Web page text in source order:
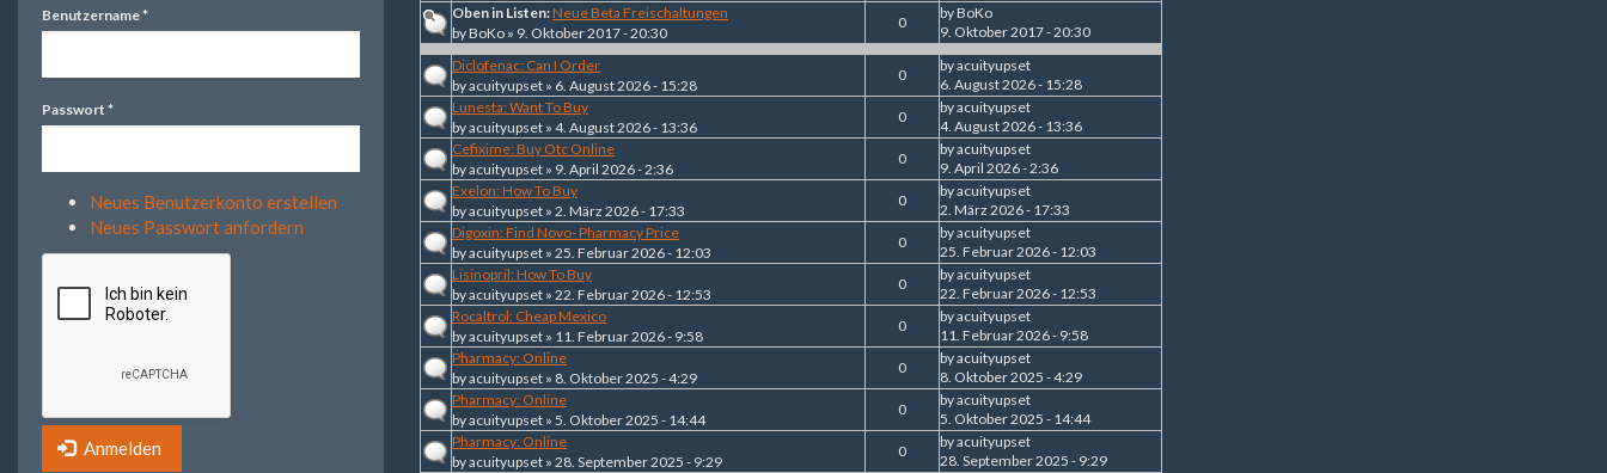
Benutzername*
Passwort *
Neues Benutzerkonto erstellen
Neues Passwort anfordern
Anmelden
Oben in Listen:Neue Beta Freischaltungen
byBoKo » 9. Oktober 2017 - 20:30
0
byBoKo
9. Oktober 2017 - 20:30
Diclofenac: Can I Order
byacuityupset » 6. August 2026 - 15:28
0
byacuityupset
6. August 2026 - 15:28
Lunesta: Want To Buy
byacuityupset » 4. August 2026 - 13:36
0
byacuityupset
4. August 2026 - 13:36
Cefixime: Buy Otc Online
byacuityupset » 9. April 2026 - 2:36
0
byacuityupset
9. April 2026 - 2:36
Exelon: How To Buy
byacuityupset » 2. März 2026 - 17:33
0
byacuityupset
2. März 2026 - 17:33
Digoxin: Find Novo- Pharmacy Price
byacuityupset » 25. Februar 2026 - 12:03
0
byacuityupset
25. Februar 2026 - 12:03
Lisinopril: How To Buy
byacuityupset » 22. Februar 2026 - 12:53
0
byacuityupset
22. Februar 2026 - 12:53
Rocaltrol: Cheap Mexico
byacuityupset » 11. Februar 2026 - 9:58
0
byacuityupset
11. Februar 2026 - 9:58
Pharmacy: Online
byacuityupset » 8. Oktober 2025 - 4:29
0
byacuityupset
8. Oktober 2025 - 4:29
Pharmacy: Online
byacuityupset » 5. Oktober 2025 - 14:44
0
byacuityupset
5. Oktober 2025 - 14:44
Pharmacy: Online
byacuityupset » 28. September 2025 - 9:29
0
byacuityupset
28. September 2025 - 9:29